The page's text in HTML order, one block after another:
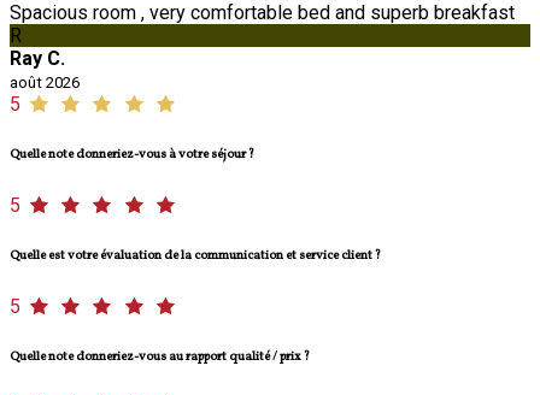
Spacious room , very comfortable bed and superb breakfast
R
Ray C.
août 2026
5
Quelle note donneriez-vous à votre séjour ?
5
Quelle est votre évaluation de la communication et service client ?
5
Quelle note donneriez-vous au rapport qualité / prix ?